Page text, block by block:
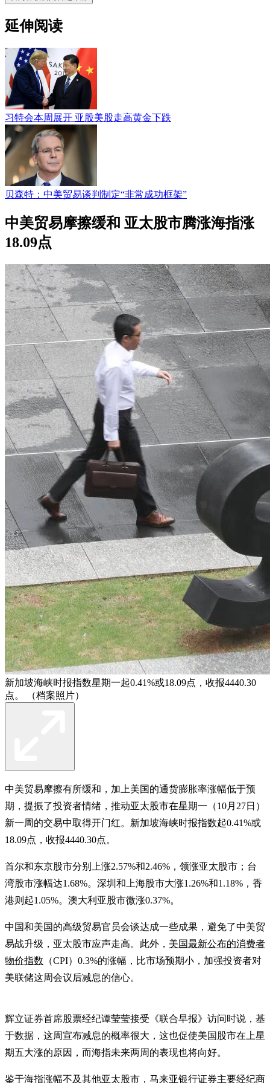
延伸阅读
习特会本周展开 亚股美股走高黄金下跌
贝森特：中美贸易谈判制定“非常成功框架”
中美贸易摩擦缓和 亚太股市腾涨海指涨
18.09点
新加坡海峡时报指数星期一起0.41%或18.09点，收报4440.30
点。 （档案照片）
中美贸易摩擦有所缓和，加上美国的通货膨胀率涨幅低于预
期，提振了投资者情绪，推动亚太股市在星期一（10月27日）
新一周的交易中取得开门红。新加坡海峡时报指数起0.41%或
18.09点，收报4440.30点。
首尔和东京股市分别上涨2.57%和2.46%，领涨亚太股市；台
湾股市涨幅达1.68%。深圳和上海股市大涨1.26%和1.18%，香
港则起1.05%。澳大利亚股市微涨0.37%。
中国和美国的高级贸易官员会谈达成一些成果，避免了中美贸
易战升级，亚太股市应声走高。此外， 美国最新公布的消费者
物价指数 （CPI）0.3%的涨幅，比市场预期小，加强投资者对
美联储这周会议后减息的信心。
辉立证券首席股票经纪谭莹莹接受《联合早报》访问时说，基
于数据，这周宣布减息的概率很大，这也促使美国股市在上星
期五大涨的原因，而海指未来两周的表现也将向好。
鉴于海指涨幅不及其他亚太股市，马来亚银行证券主要经纪商